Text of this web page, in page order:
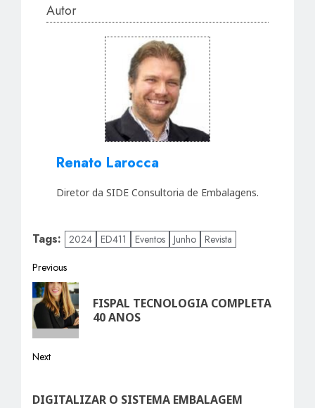
Autor
Renato Larocca
Diretor da SIDE Consultoria de Embalagens.
Tags: 2024 ED411 Eventos Junho Revista
Post
navigation
Previous
Previous
post:
FISPAL TECNOLOGIA COMPLETA
40 ANOS
Next
post:
DIGITALIZAR O SISTEMA EMBALAGEM